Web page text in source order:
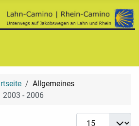
Allgemeines
2003 - 2006
Anzeige #